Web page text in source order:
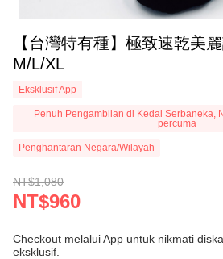
【台灣特有種】極致速乾美
M/L/XL
Eksklusif App
Penuh Pengambilan di Kedai Serbaneka,
percuma
Penghantaran Negara/Wilayah
NT$1,080
NT$960
Checkout melalui App untuk nikmati
eksklusif.